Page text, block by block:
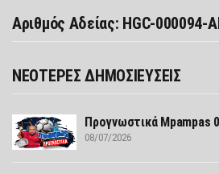
Αριθμός Αδείας: HGC-000094-
ΝΕΟΤΕΡΕΣ ΔΗΜΟΣΙΕΥΣΕΙΣ
Προγνωστικά Mpampas
08/07/2026